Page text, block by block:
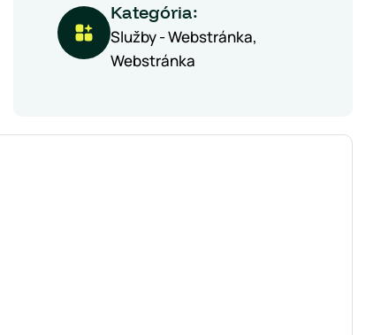
Kategória:
Služby - Webstránka
Webstránka